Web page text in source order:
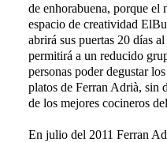
de enhorabuena, porque el
espacio de creatividad
abrirá sus puertas 20 días
permitirá a un reducido
personas poder degustar
platos de Ferran Adrià, sin
de los mejores cocineros
En julio del 2011 Ferran